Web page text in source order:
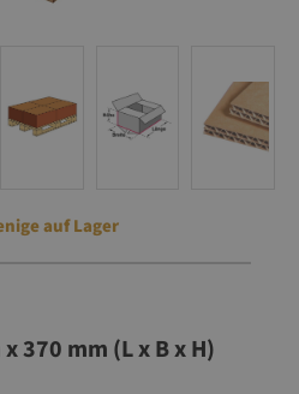
auf Lager
370 mm (L x B x H)